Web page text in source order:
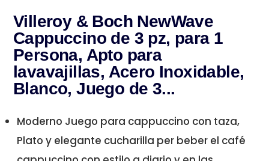
Villeroy & Boch NewWave
Cappuccino de 3 pz, para 1
Persona, Apto para
lavavajillas, Acero Inoxidable,
Blanco, Juego de 3...
Moderno Juego para cappuccino con taza,
Plato y elegante cucharilla per beber el café